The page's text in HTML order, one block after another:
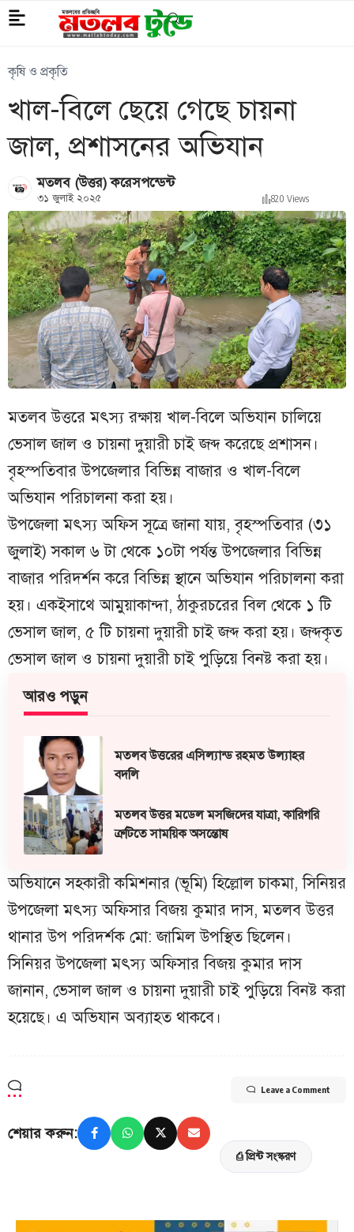
কৃষি ও প্রকৃতি
খাল-বিলে ছেয়ে গেছে চায়না
জাল, প্রশাসনের অভিযান
মতলব (উত্তর) করেসপন্ডেন্ট
৩১ জুলাই ২০২৫ 820 Views
মতলব উত্তরে মৎস্য রক্ষায় খাল-বিলে অভিযান চালিয়ে
ভেসাল জাল ও চায়না দুয়ারী চাই জব্দ করেছে প্রশাসন।
বৃহস্পতিবার উপজেলার বিভিন্ন বাজার ও খাল-বিলে
অভিযান পরিচালনা করা হয়।
উপজেলা মৎস্য অফিস সূত্রে জানা যায়, বৃহস্পতিবার (৩১
জুলাই) সকাল ৬ টা থেকে ১০টা পর্যন্ত উপজেলার বিভিন্ন
বাজার পরিদর্শন করে বিভিন্ন স্থানে অভিযান পরিচালনা করা
হয়। একইসাথে আমুয়াকান্দা, ঠাকুরচরের বিল থেকে ১ টি
ভেসাল জাল, ৫ টি চায়না দুয়ারী চাই জব্দ করা হয়। জব্দকৃত
ভেসাল জাল ও চায়না দুয়ারী চাই পুড়িয়ে বিনষ্ট করা হয়।
আরও পড়ুন
মতলব উত্তরের এসিল্যান্ড রহমত উল্যাহর
বদলি
মতলব উত্তর মডেল মসজিদের যাত্রা, কারিগরি
ত্রুটিতে সাময়িক অসন্তোষ
অভিযানে সহকারী কমিশনার (ভূমি) হিল্লোল চাকমা, সিনিয়র
উপজেলা মৎস্য অফিসার বিজয় কুমার দাস, মতলব উত্তর
থানার উপ পরিদর্শক মো: জামিল উপস্থিত ছিলেন।
সিনিয়র উপজেলা মৎস্য অফিসার বিজয় কুমার দাস
জানান, ভেসাল জাল ও চায়না দুয়ারী চাই পুড়িয়ে বিনষ্ট করা
হয়েছে। এ অভিযান অব্যাহত থাকবে।
Leave a Comment
শেয়ার করুন:
⎙ প্রিন্ট সংস্করণ